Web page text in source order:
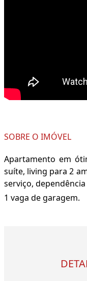
SOBRE O IMÓVEL
Apartamento em
suíte, living para 2
serviço,
1 vaga de garagem.